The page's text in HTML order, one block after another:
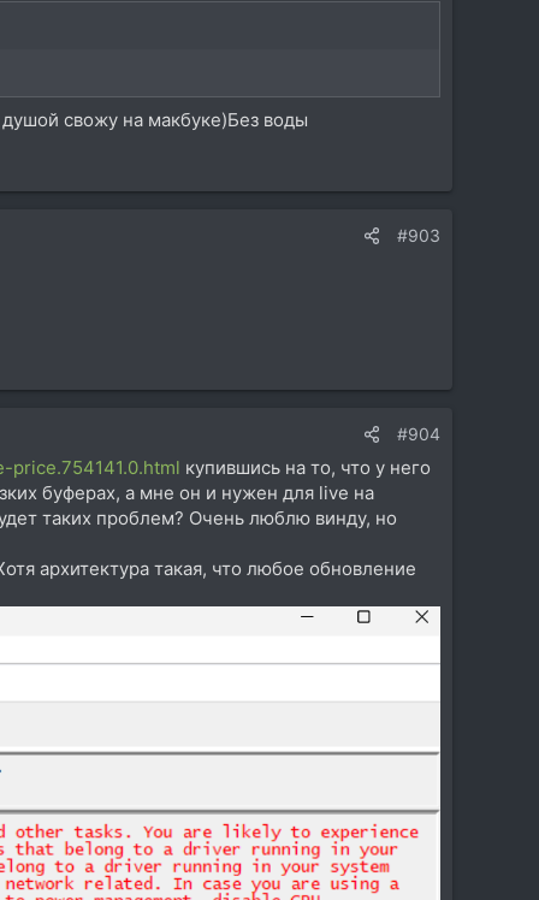
свожу на макбуке)Без воды
#903
#904
price.754141.0.html купившись на то, что у него
буферах, а мне он и нужен для live на
таких проблем? Очень люблю винду, но
архитектура такая, что любое обновление